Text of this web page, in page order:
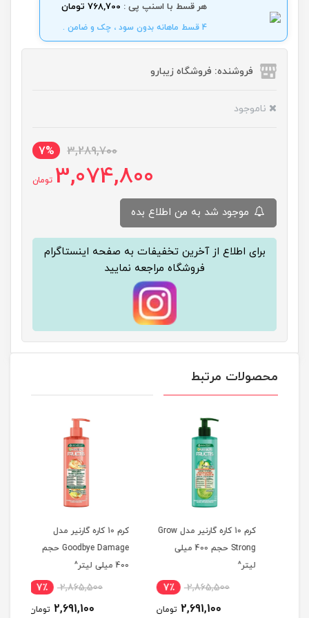
هر قسط با اسنپ پی : 768,700 تومان
4 قسط ماهانه بدون سود ، چک و ضامن .
فروشنده: فروشگاه زیبارو
ناموجود
3,289,700
7%
3,074,800 تومان
برای اطلاع از آخرین تخفیفات به صفحه اینستاگرام
فروشگاه مراجعه نمایید
محصولات مرتبط
کرم 10 کاره گارنیر مدل Grow
Strong حجم 400 میلی
لیتر^
2,865,500 7٪
2,691,100 تومان
کرم 10 کاره گارنیر مدل
Goodbye Damage حجم
400 میلی لیتر^
2,865,500 7٪
2,691,100 تومان